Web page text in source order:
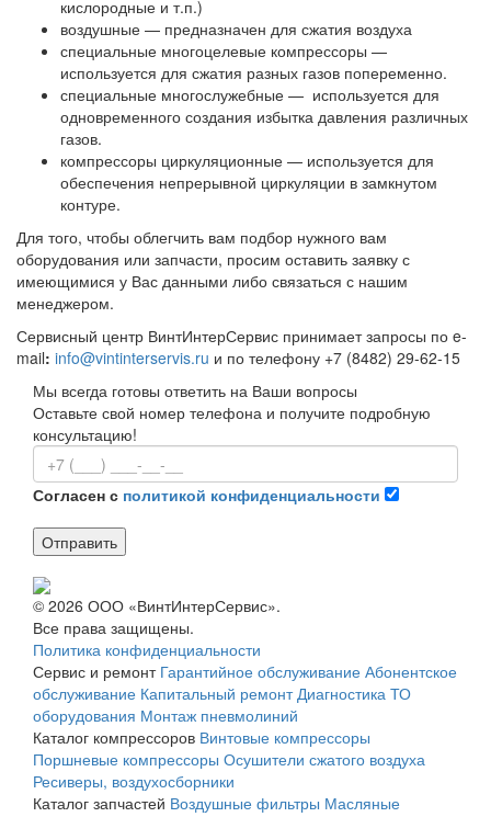
кислородные и т.п.)
воздушные — предназначен для сжатия воздуха
специальные многоцелевые компрессоры —
используется для сжатия разных газов попеременно.
специальные многослужебные — используется для
одновременного создания избытка давления различных
газов.
компрессоры циркуляционные — используется для
обеспечения непрерывной циркуляции в замкнутом
контуре.
Для того, чтобы облегчить вам подбор нужного вам
оборудования или запчасти, просим оставить заявку с
имеющимися у Вас данными либо связаться с нашим
менеджером.
Сервисный центр ВинтИнтерСервис принимает запросы по e-
mail: info@vintinterservis.ru и по телефону +7 (8482) 29-62-15
Мы всегда готовы ответить на Ваши вопросы
Оставьте свой номер телефона и получите подробную
консультацию!
Согласен с политикой конфиденциальности
Отправить
© 2026 ООО «ВинтИнтерСервис».
Все права защищены.
Политика конфиденциальности
Сервис и ремонт Гарантийное обслуживание Абонентское
обслуживание Капитальный ремонт Диагностика ТО
оборудования Монтаж пневмолиний
Каталог компрессоров Винтовые компрессоры
Поршневые компрессоры Осушители сжатого воздуха
Ресиверы, воздухосборники
Каталог запчастей Воздушные фильтры Масляные